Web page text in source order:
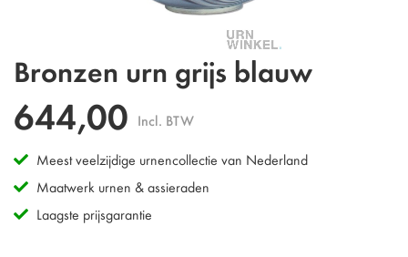
naar
begin
van
afbeeldingen-
gallerij
Bronzen urn grijs blauw
644,00 Incl. BTW
Meest veelzijdige urnencollectie van Nederland
Maatwerk urnen & assieraden
Laagste prijsgarantie